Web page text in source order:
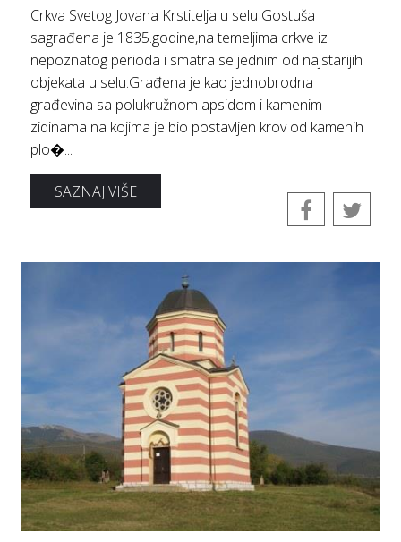
Crkva Svetog Jovana Krstitelja u selu Gostuša
sagrađena je 1835.godine,na temeljima crkve iz
nepoznatog perioda i smatra se jednim od najstarijih
objekata u selu.Građena je kao jednobrodna
građevina sa polukružnom apsidom i kamenim
zidinama na kojima je bio postavljen krov od kamenih
plo�...
SAZNAJ VIŠE